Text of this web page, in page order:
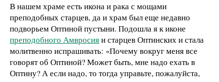
В нашем храме есть икона и рака с мощами
преподобных старцев, да и храм был еще недавно
подворьем Оптиной пустыни. Подошла я к иконе
преподобного Амвросияи старцев Оптинских и стала
молитвенно испрашивать: «Почему вокруг меня все
говорят об Оптиной? Может быть, мне надо ехать в
Оптину? А если надо, то тогда управьте, пожалуйста,